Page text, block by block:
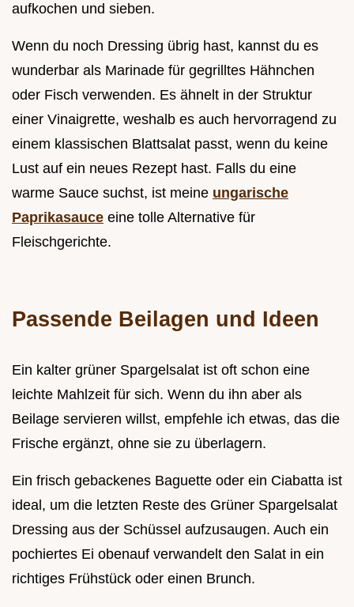
aufkochen und sieben.
Wenn du noch Dressing übrig hast, kannst du es
wunderbar als Marinade für gegrilltes Hähnchen
oder Fisch verwenden. Es ähnelt in der Struktur
einer Vinaigrette, weshalb es auch hervorragend zu
einem klassischen Blattsalat passt, wenn du keine
Lust auf ein neues Rezept hast. Falls du eine
warme Sauce suchst, ist meine ungarische
Paprikasauce eine tolle Alternative für
Fleischgerichte.
Passende Beilagen und Ideen
Ein kalter grüner Spargelsalat ist oft schon eine
leichte Mahlzeit für sich. Wenn du ihn aber als
Beilage servieren willst, empfehle ich etwas, das die
Frische ergänzt, ohne sie zu überlagern.
Ein frisch gebackenes Baguette oder ein Ciabatta ist
ideal, um die letzten Reste des Grüner Spargelsalat
Dressing aus der Schüssel aufzusaugen. Auch ein
pochiertes Ei obenauf verwandelt den Salat in ein
richtiges Frühstück oder einen Brunch.